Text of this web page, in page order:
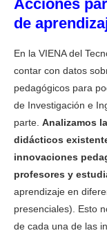
Acciones
de
En la VIENA del
contar con datos
pedagógicos para
de Investigación e
parte. Analizamos
didácticos
innovaciones
profesores y
aprendizaje en
presenciales). Esto
de cada una de las